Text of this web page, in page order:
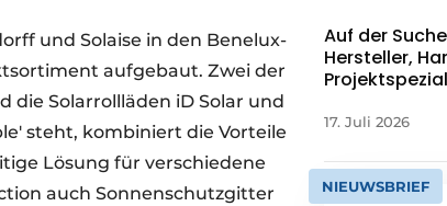
und Solaise in den Benelux-
aufgebaut. Zwei der
Solarrollläden iD Solar und
steht, kombiniert die Vorteile
Lösung für verschiedene
auch Sonnenschutzgitter
Auf der
Hersteller,
17. Juli 2026
NIEUWSBRIEF